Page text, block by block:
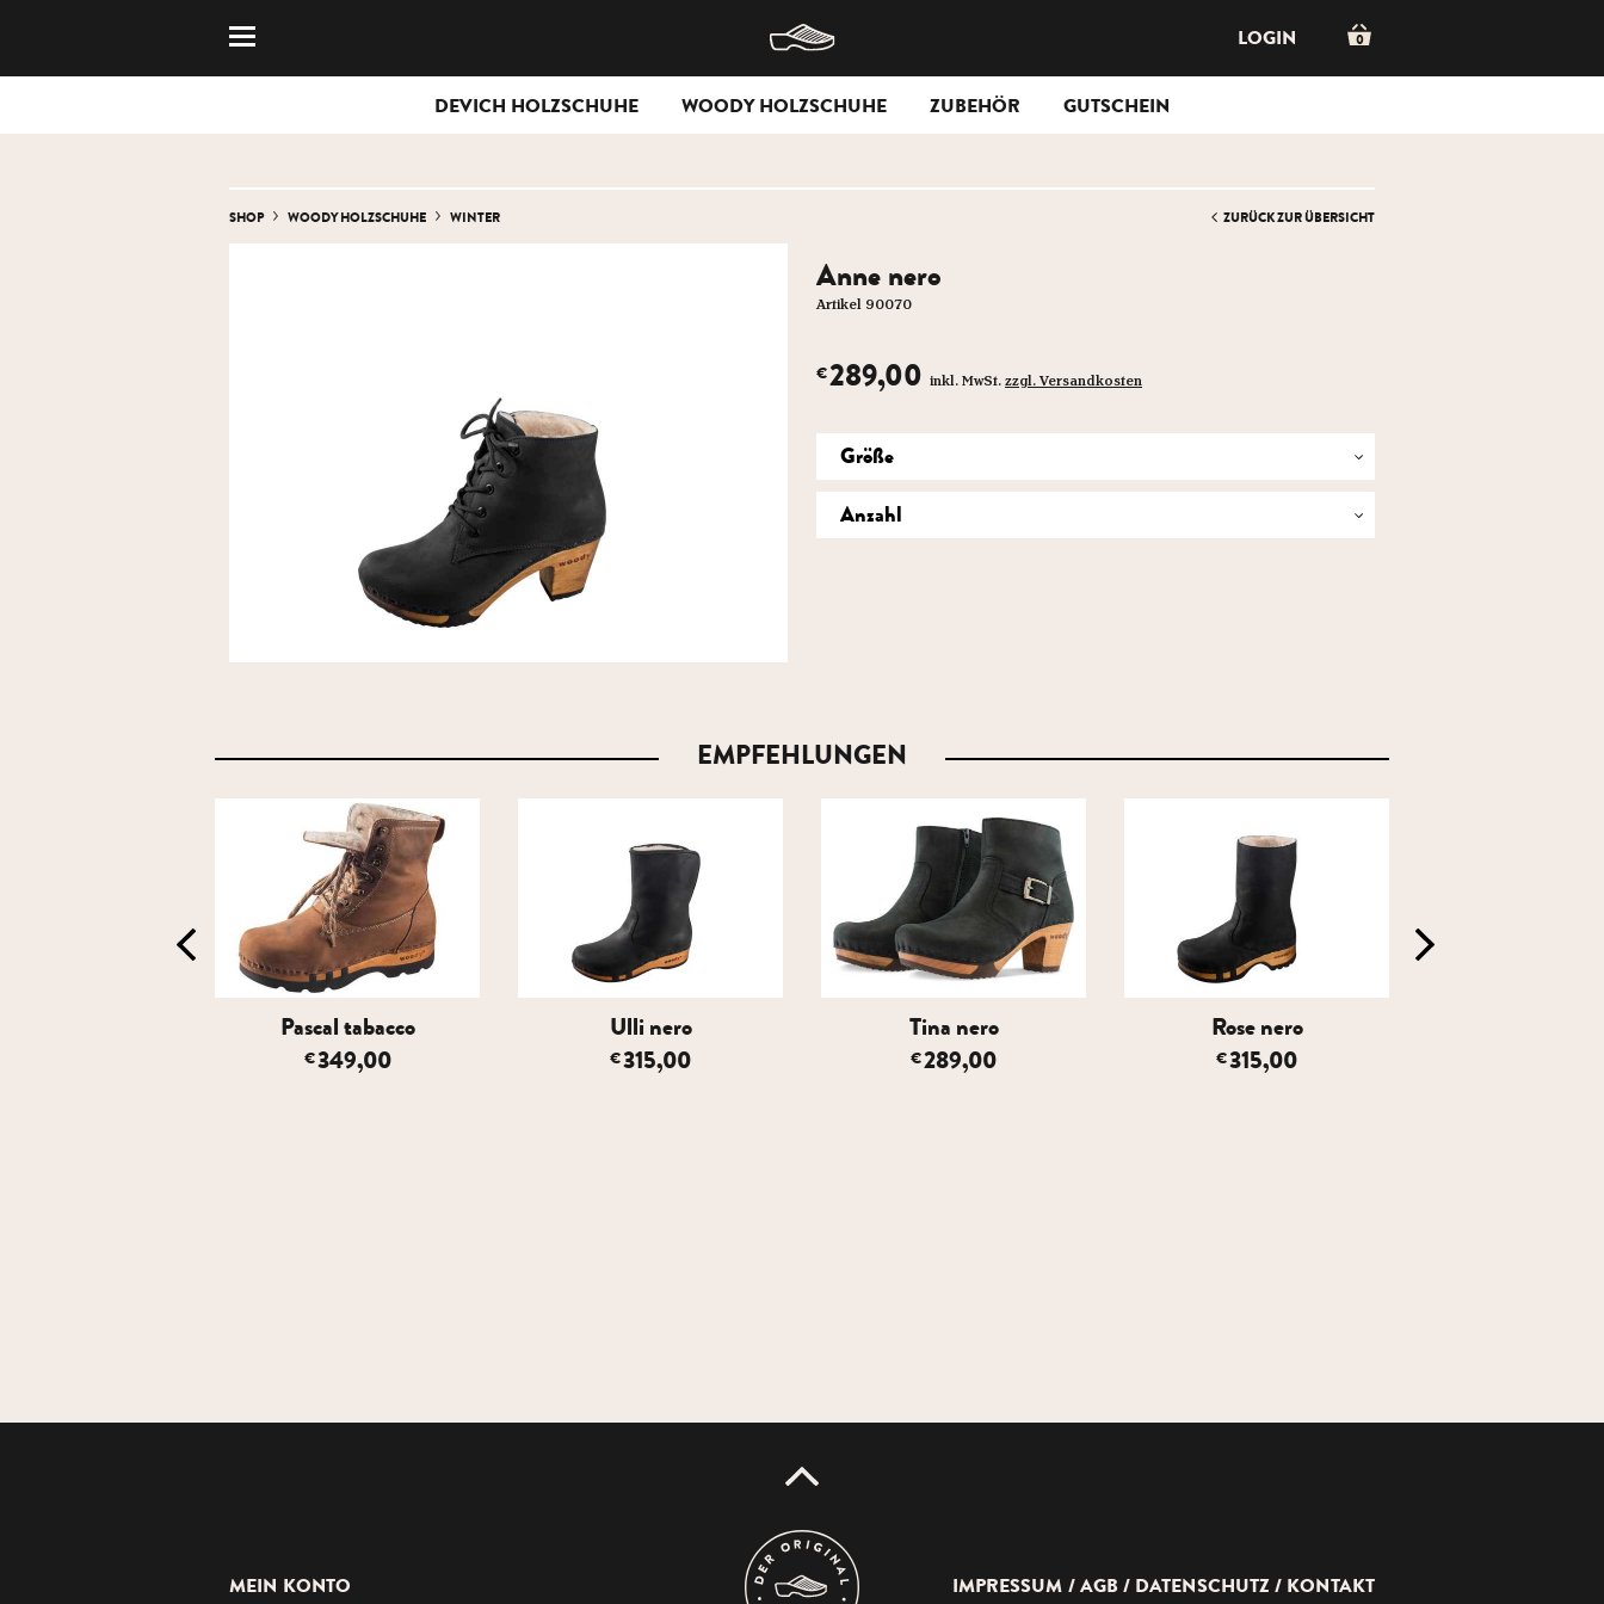
0
LOGIN
DEVICH HOLZSCHUHE WOODY HOLZSCHUHE ZUBEHÖR GUTSCHEIN
SHOP WOODY HOLZSCHUHE WINTER ZURÜCK ZUR ÜBERSICHT
Anne nero
Artikel 90070
€289,00 inkl. MwSt. zzgl. Versandkosten
EMPFEHLUNGEN
Pascal tabacco
€349,00
Ulli nero
€315,00
Tina nero
€289,00
Rose nero
€315,00
MEIN KONTO IMPRESSUM AGB DATENSCHUTZ KONTAKT